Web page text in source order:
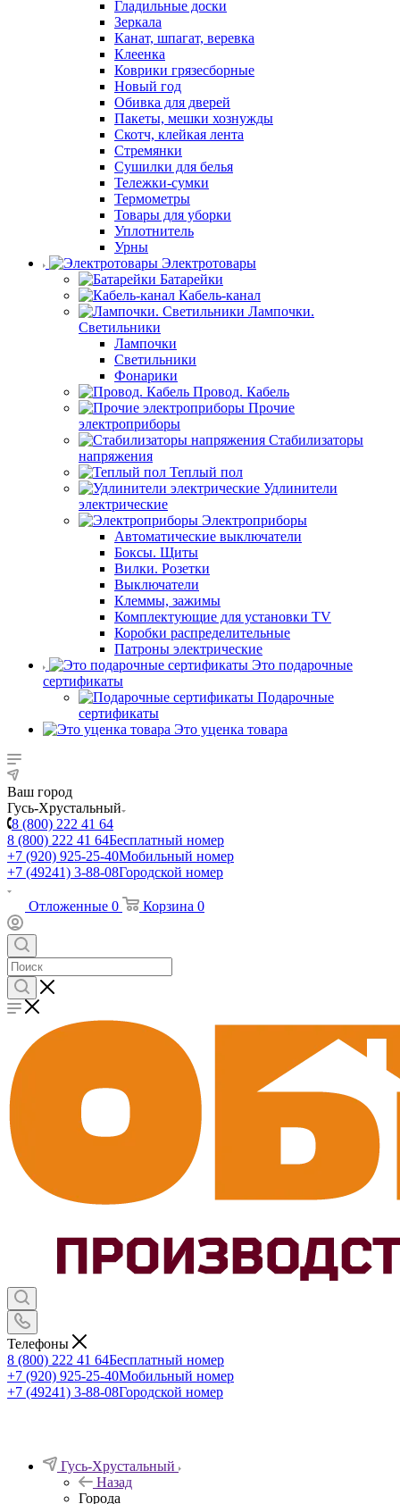
Гладильные доски
Зеркала
Канат, шпагат, веревка
Клеенка
Коврики грязесборные
Новый год
Обивка для дверей
Пакеты, мешки хознужды
Скотч, клейкая лента
Стремянки
Сушилки для белья
Тележки-сумки
Термометры
Товары для уборки
Уплотнитель
Урны
Электротовары
Батарейки
Кабель-канал
Лампочки.
Светильники
Лампочки
Светильники
Фонарики
Провод. Кабель
Прочие
электроприборы
Стабилизаторы
напряжения
Теплый пол
Удлинители
электрические
Электроприборы
Автоматические выключатели
Боксы. Щиты
Вилки. Розетки
Выключатели
Клеммы, зажимы
Комплектующие для установки TV
Коробки распределительные
Патроны электрические
Это подарочные
сертификаты
Подарочные
сертификаты
Это уценка товара
Ваш город
Гусь-Хрустальный
8 (800) 222 41 64
8 (800) 222 41 64Бесплатный номер
+7 (920) 925-25-40Мобильный номер
+7 (49241) 3-88-08Городской номер
Отложенные 0 Корзина 0
Телефоны
8 (800) 222 41 64Бесплатный номер
+7 (920) 925-25-40Мобильный номер
+7 (49241) 3-88-08Городской номер
Гусь-Хрустальный
Назад
Города